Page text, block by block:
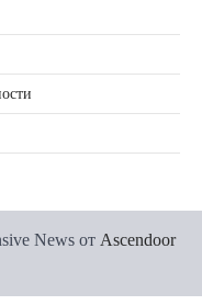
News от Ascendoor